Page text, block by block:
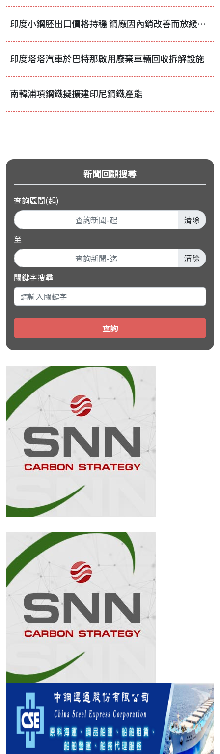
印度小鋼胚出口價格持穩 鋼廠因內銷改善而放緩積極出口步調
印度塔塔汽車於巴特那啟用廢棄車輛回收拆解設施
南韓浦項鋼鐵擬擴建印尼鋼鐵產能
新聞回顧搜尋
查詢區間(起)
清除
至
清除
關鍵字搜尋
查詢